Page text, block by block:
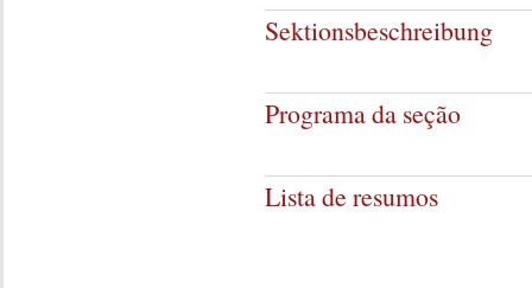
Sektionsbeschreibung
Programa da seção
Lista de resumos